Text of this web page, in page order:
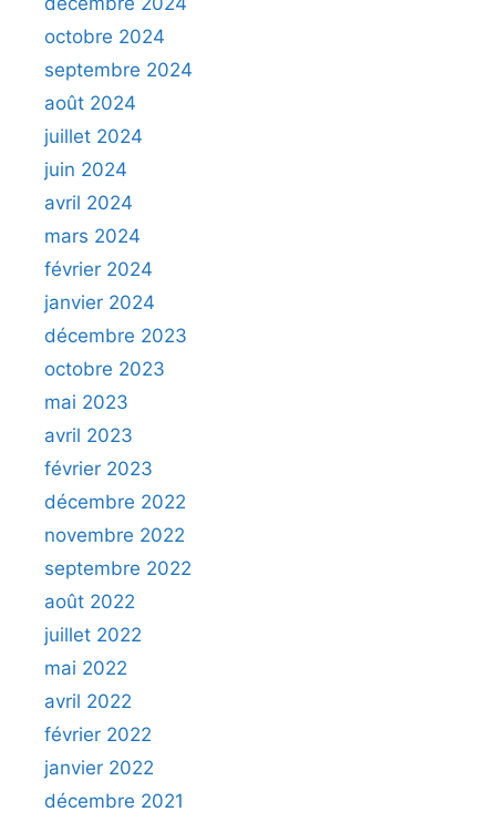
octobre 2024
septembre 2024
août 2024
juillet 2024
juin 2024
avril 2024
mars 2024
février 2024
janvier 2024
décembre 2023
octobre 2023
mai 2023
avril 2023
février 2023
décembre 2022
novembre 2022
septembre 2022
août 2022
juillet 2022
mai 2022
avril 2022
février 2022
janvier 2022
décembre 2021